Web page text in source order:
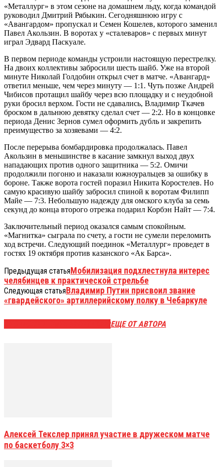
«Металлург» в этом сезоне на домашнем льду, когда командой
руководил Дмитрий Рябыкин. Сегодняшнюю игру с
«Авангардом» пропускал и Семен Кошелев, которого заменил
Павел Акользин. В воротах у «сталеваров» с первых минут
играл Эдвард Паскуале.
В первом периоде команды устроили настоящую перестрелку.
На двоих коллективы забросили шесть шайб. Уже на второй
минуте Николай Голдобин открыл счет в матче. «Авангард»
ответил меньше, чем через минуту — 1:1. Чуть позже Андрей
Чибисов протащил шайбу через всю площадку и с неудобной
руки бросил верхом. Гости не сдавались, Владимир Ткачев
броском в дальнюю девятку сделал счет — 2:2. Но в концовке
периода Денис Зернов сумел оформить дубль и закрепить
преимущество за хозяевами — 4:2.
После перерыва бомбардировка продолжалась. Павел
Акользин в меньшинстве в касание замкнул выход двух
нападающих против одного защитника — 5:2. Омичи
продолжили погоню и наказали южноуральцев за ошибку в
бороне. Также ворота гостей поразил Никита Коростелев. Но
самую красивую шайбу забросил спиной к воротам Филипп
Майе — 7:3. Небольшую надежду для омского клуба за семь
секунд до конца второго отрезка подарил Корбэн Найт — 7:4.
Заключительный период оказался самым спокойным.
«Магнитка» сыграла по счету, а гости не сумели переломить
ход встречи. Следующий поединок «Металлург» проведет в
гостях 19 октября против казанского «Ак Барса».
Предыдущая статьяМобилизация подхлестнула интерес
челябинцев к практической стрельбе
Следующая статьяВладимир Путин присвоил звание
«гвардейского» артиллерийскому полку в Чебаркуле
ЕЩЕ ОТ АВТОРА
Алексей Текслер принял участие в дружеском матче
по баскетболу 3×3